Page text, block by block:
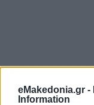
eMakedonia.gr -
Information